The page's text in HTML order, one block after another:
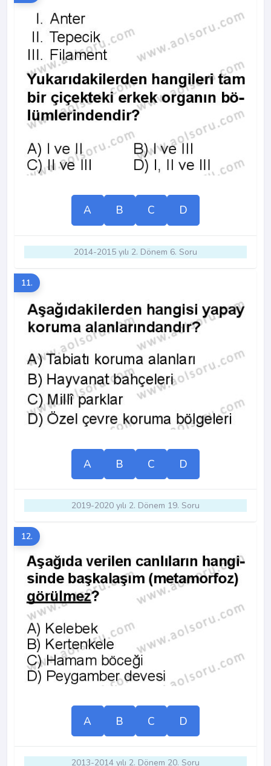
A B C D
2014-2015 yılı 2. Dönem 6. Soru
11.
A B C D
2019-2020 yılı 2. Dönem 19. Soru
12.
A B C D
2013-2014 yılı 2. Dönem 20. Soru